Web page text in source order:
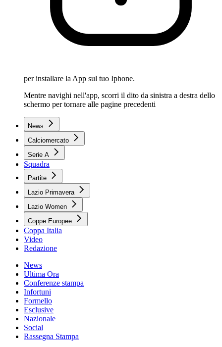
per installare la App sul tuo Iphone.
Mentre navighi nell'app, scorri il dito da sinistra a destra dello
schermo per tornare alle pagine precedenti
News
Calciomercato
Serie A
Squadra
Partite
Lazio Primavera
Lazio Women
Coppe Europee
Coppa Italia
Video
Redazione
News
Ultima Ora
Conferenze stampa
Infortuni
Formello
Esclusive
Nazionale
Social
Rassegna Stampa